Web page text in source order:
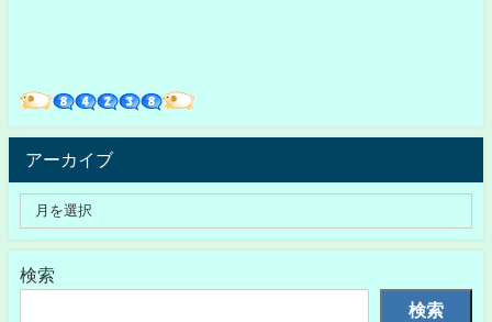
アーカイブ
検索
検索